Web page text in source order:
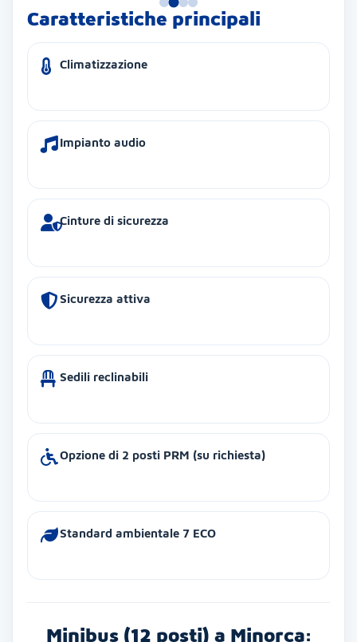
Caratteristiche principali
Climatizzazione
Impianto audio
Cinture di sicurezza
Sicurezza attiva
Sedili reclinabili
Opzione di 2 posti PRM (su richiesta)
Standard ambientale 7 ECO
Minibus (12 posti) a Minorca: